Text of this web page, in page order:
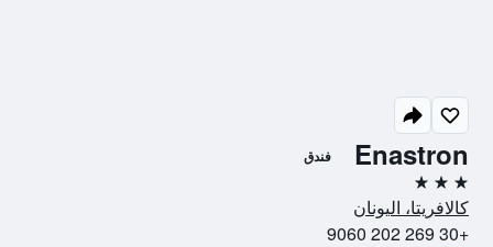
Enastron فندق
3 نجوم
كالافريتا، اليونان
+30 269 202 9060